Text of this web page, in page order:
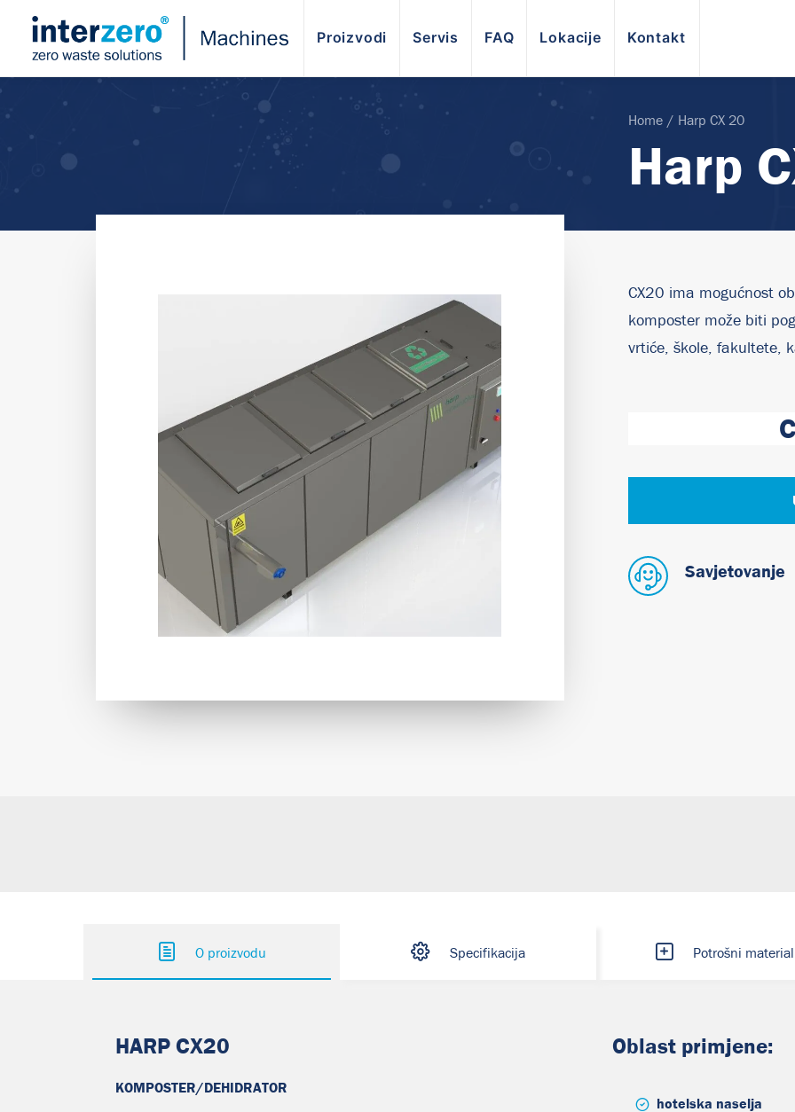
Proizvodi Servis FAQ Lokacije Kontakt
Home Harp CX 20
Harp
CX20 ima mogućnost
komposter može biti
vrtiće, škole, fakultete,
Savjetovanje
O proizvodu Specifikacija Potrošni material
HARP CX20
KOMPOSTER/DEHIDRATOR
Oblast primjene:
hotelska naselja